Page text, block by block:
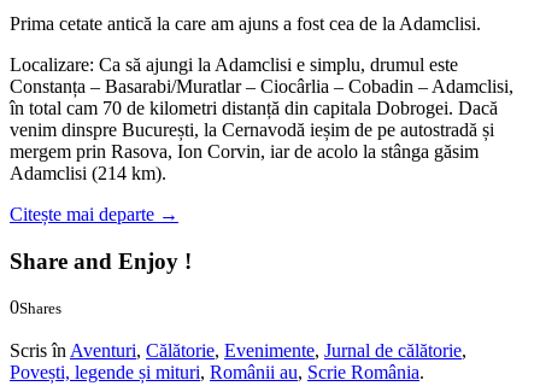
Prima cetate antică la care am ajuns a fost cea de la Adamclisi.
Localizare: Ca să ajungi la Adamclisi e simplu, drumul este
Constanța – Basarabi/Muratlar – Ciocârlia – Cobadin – Adamclisi,
în total cam 70 de kilometri distanță din capitala Dobrogei. Dacă
venim dinspre București, la Cernavodă ieșim de pe autostradă și
mergem prin Rasova, Ion Corvin, iar de acolo la stânga găsim
Adamclisi (214 km).
Citește mai departe →
Share and Enjoy !
0Shares
Scris în Aventuri, Călătorie, Evenimente, Jurnal de călătorie,
Povești, legende și mituri, Românii au, Scrie România.